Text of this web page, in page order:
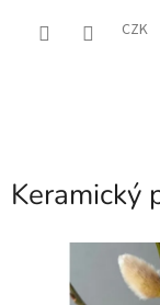
CZK
Keramický